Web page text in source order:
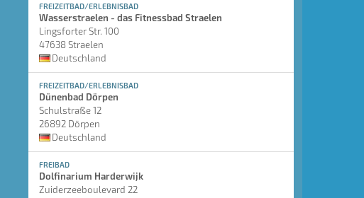
FREIZEITBAD/ERLEBNISBAD
Wasserstraelen - das Fitnessbad Straelen
Lingsforter Str. 100
47638 Straelen
Deutschland
FREIZEITBAD/ERLEBNISBAD
Dünenbad Dörpen
Schulstraße 12
26892 Dörpen
Deutschland
FREIBAD
Dolfinarium Harderwijk
Zuiderzeeboulevard 22